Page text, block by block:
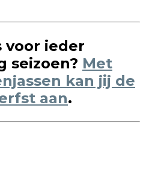
voor ieder
seizoen? Met
kan jij de
aan.